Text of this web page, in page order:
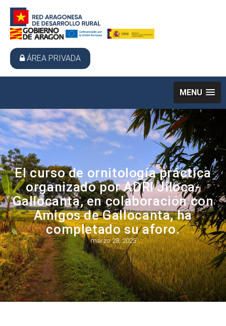
ÁREA PRIVADA
MENU
El curso de ornitología práctica
organizado por ADRI Jiloca-
Gallocanta, en colaboración con
Amigos de Gallocanta, ha
completado su aforo.
marzo 28, 2025